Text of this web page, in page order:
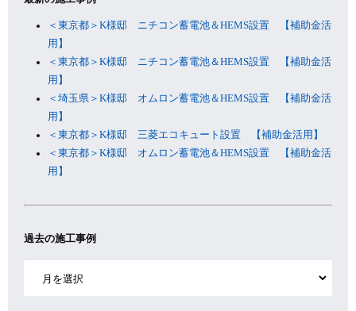
＜東京都＞K様邸 ニチコン蓄電池＆HEMS設置 【補助金活
用】
＜東京都＞K様邸 ニチコン蓄電池＆HEMS設置 【補助金活
用】
＜埼玉県＞K様邸 オムロン蓄電池＆HEMS設置 【補助金活
用】
＜東京都＞K様邸 三菱エコキュート設置 【補助金活用】
＜東京都＞K様邸 オムロン蓄電池＆HEMS設置 【補助金活
用】
過去の施工事例